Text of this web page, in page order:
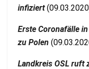
infiziert
Erste Coronafälle
zu Polen
Landkreis OSL ruft